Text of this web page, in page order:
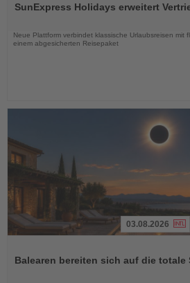
die
SunExpress Holidays erweitert
Neue Plattform verbindet klassische Urlaubsreisen mit
einem abgesicherten Reisepaket
die
03.08.2026
Balearen bereiten sich auf die